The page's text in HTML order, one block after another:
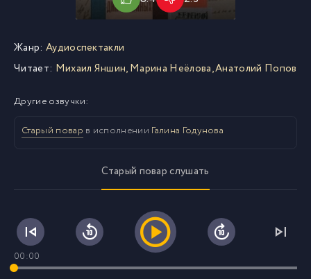
Жанр: Аудиоспектакли
Читает: Михаил Яншин, Марина Неёлова, Анатолий Попов
Другие озвучки:
Старый повар в исполнении Галина Годунова
Старый повар слушать
00:00